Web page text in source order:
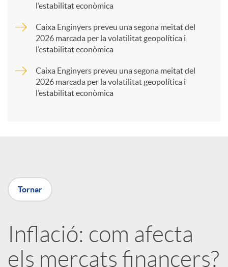
X
r
l’estabilitat econòmica
Caixa Enginyers preveu una segona meitat del
2026 marcada per la volatilitat geopolítica i
l’estabilitat econòmica
Caixa Enginyers preveu una segona meitat del
2026 marcada per la volatilitat geopolítica i
l’estabilitat econòmica
Tornar
Inflació: com afecta
els mercats financers?